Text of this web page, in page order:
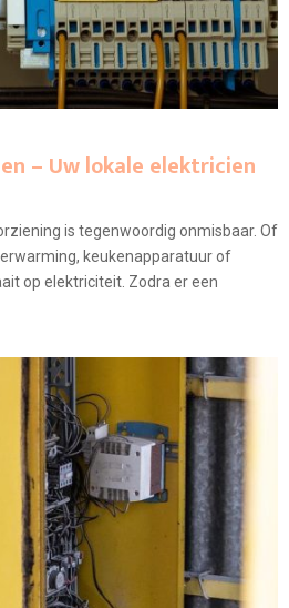
– Uw lokale elektricien
is tegenwoordig onmisbaar. Of
keukenapparatuur of
op elektriciteit. Zodra er een